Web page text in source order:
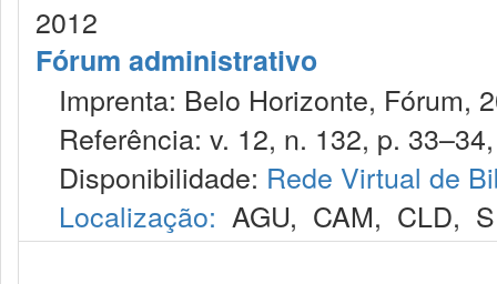
2012
Fórum administrativo
Imprenta: Belo Horizonte, Fórum,
Referência: v. 12, n. 132, p.
Disponibilidade: Rede Virtual de
Localização: AGU, CAM, CLD,